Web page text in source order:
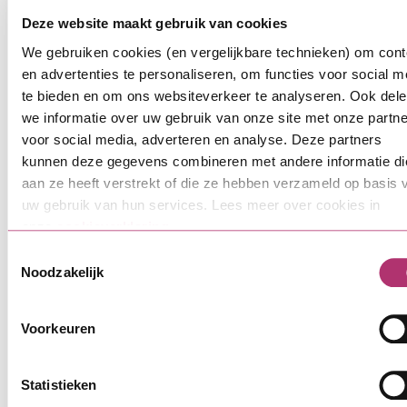
Deze website maakt gebruik van cookies
We gebruiken cookies (en vergelijkbare technieken) om
en advertenties te personaliseren, om functies voor social
te bieden en om ons websiteverkeer te analyseren. Ook
we informatie over uw gebruik van onze site met onze
voor social media, adverteren en analyse. Deze partners
kunnen deze gegevens combineren met andere informatie
aan ze heeft verstrekt of die ze hebben verzameld op basis
uw gebruik van hun services. Lees meer over cookies in
onzecookieverklaring.
Noodzakelijk
Voorkeuren
Statistieken
Content Accessibility Guidelines (WCAG). Wij
gebruiken WCAG 2.1 niveau A en AA. Deze regels
hebben 4 belangrijke punten:
Waarneembaar
: je ziet, hoort, of voelt de
informatie en onderdelen op
website
duidelijk
Begrijpelijk
verschillende browsers en hulpmiddelen, zoals